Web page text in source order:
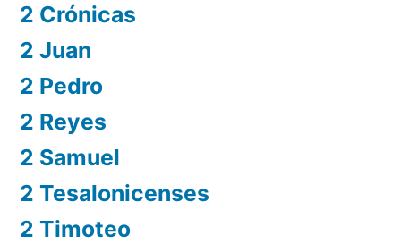
2 Crónicas
2 Juan
2 Pedro
2 Reyes
2 Samuel
2 Tesalonicenses
2 Timoteo